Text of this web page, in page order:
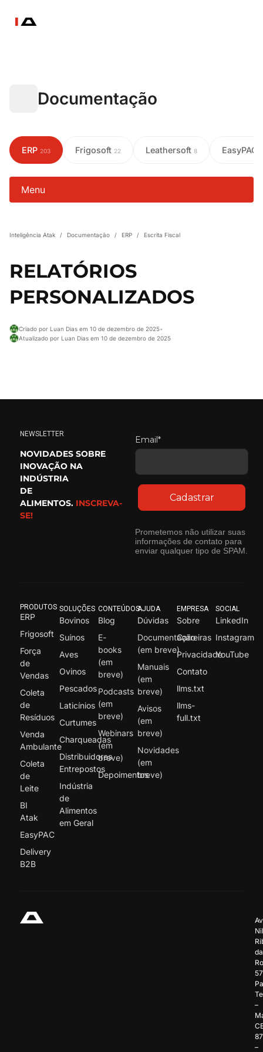
Documentação
ERP 203 Frigosoft 22 Leathersoft 8 EasyPAC
Menu
Inteligência Atak / Documentação / ERP / Escrita Fiscal
RELATÓRIOS
PERSONALIZADOS
Criado por Luan Dias em 10 de dezembro de 2025•
Atualizado por Luan Dias em 10 de dezembro de 2025
NEWSLETTER
NOVIDADES SOBRE
INOVAÇÃO NA
INDÚSTRIA
DE
ALIMENTOS. INSCREVA-
SE!
Email*
Cadastrar
Prometemos não utilizar suas
informações de contato para
enviar qualquer tipo de SPAM.
PRODUTOS
ERP
Frigosoft
Força
de
Vendas
Coleta
de
Resíduos
Venda
Ambulante
Coleta
de
Leite
BI
Atak
EasyPAC
Delivery
B2B
SOLUÇÕES
Bovinos
Suínos
Aves
Ovinos
Pescados
Laticínios
Curtumes
Charqueadas
Distribuidores
Entrepostos
Indústria
de
Alimentos
em Geral
CONTEÚDOS
Blog
E-
books
(em
breve)
Podcasts
(em
breve)
Webinars
(em
breve)
Depoimentos
AJUDA
Dúvidas
Documentação
(em breve)
Manuais
(em
breve)
Avisos
(em
breve)
Novidades
(em
breve)
EMPRESA
Sobre
Carreiras
Privacidade
Contato
llms.txt
llms-
full.txt
SOCIAL
LinkedIn
Instagram
YouTube
da
–
–